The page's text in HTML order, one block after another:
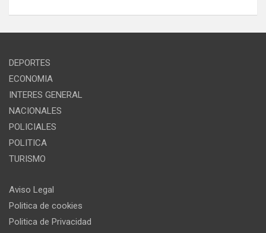
DEPORTES
ECONOMIA
INTERES GENERAL
NACIONALES
POLICIALES
POLITICA
TURISMO
Aviso Legal
Politica de cookies
Politica de Privacidad